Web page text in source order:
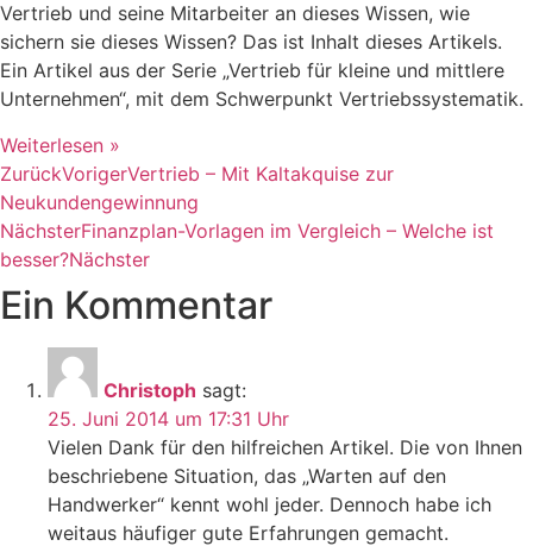
Vertrieb und seine Mitarbeiter an dieses Wissen, wie
sichern sie dieses Wissen? Das ist Inhalt dieses Artikels.
Ein Artikel aus der Serie „Vertrieb für kleine und mittlere
Unternehmen“, mit dem Schwerpunkt Vertriebssystematik.
Weiterlesen »
ZurückVorigerVertrieb – Mit Kaltakquise zur
Neukundengewinnung
NächsterFinanzplan-Vorlagen im Vergleich – Welche ist
besser?Nächster
Ein Kommentar
Christoph sagt:
25. Juni 2014 um 17:31 Uhr
Vielen Dank für den hilfreichen Artikel. Die von Ihnen
beschriebene Situation, das „Warten auf den
Handwerker“ kennt wohl jeder. Dennoch habe ich
weitaus häufiger gute Erfahrungen gemacht.